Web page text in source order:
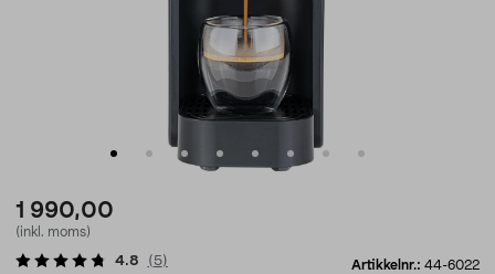
1 990,00
(inkl. moms)
Artikkelnr.: 44-6022
4.8 ( 5)